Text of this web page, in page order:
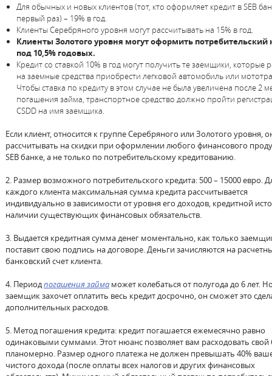
Для обычных и новых клиентов (тот, кто оформляет кредит в SEB
первый раз) – 19% в год.
Клиенты Серебряного уровня могут рассчитывать на 15% в год.
Клиенты Золотого уровня могут оформить потребительский
под 10,5% годовых.
Кредит со ставкой 10% в год могут получить те заемщики, которые
на заемные средства приобрести легковой автомобиль или
Чтобы ставка по кредиту в этом случае не была увеличена после 2
погашения займа, транспортное средство должно пройти
CSDD на имя заемщика.
Если клиент, относится к группе Серебряного или Золотого уровня,
рассчитывать на скидки при оформлении любого финансового
SEB банке, а не только по потребительскому кредитованию.
2. Размер возможного потребительского кредита: 500 – 15000 евро.
каждого клиента максимальная сумма кредита рассчитывается
индивидуально в зависимости от уровня его доходов, кредитной
наличии существующих финансовых обязательств.
3. Выдается кредитная сумма денег моментально, как только
поставит свою подпись на договоре. Деньги зачисляются на
банковский счет клиента.
4. Периодпогашения займа может колебаться от полугода до 6 лет.
заемщик захочет оплатить весь кредит досрочно, он сможет это
дополнительных расходов.
5. Метод погашения кредита: кредит погашается ежемесячно равно
одинаковыми суммами. Этот нюанс позволяет вам расходовать
планомерно. Размер одного платежа не должен превышать 40%
чистого дохода (после оплаты всех налогов и других финансовых